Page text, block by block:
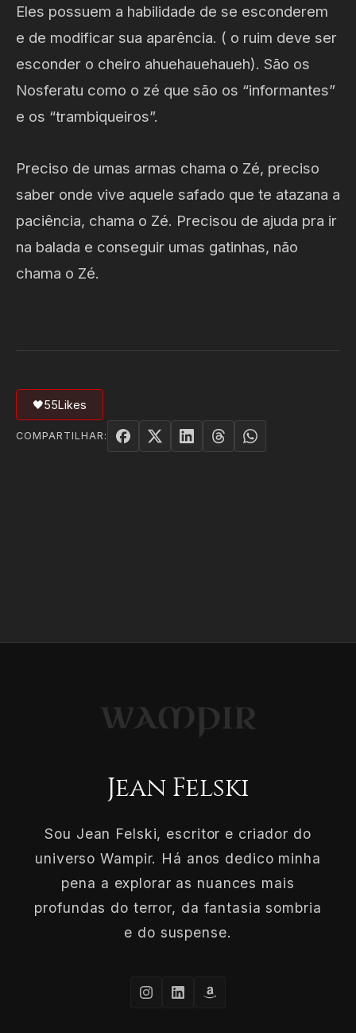
Eles possuem a habilidade de se esconderem
e de modificar sua aparência. ( o ruim deve ser
esconder o cheiro ahuehauehaueh). São os
Nosferatu como o zé que são os “informantes”
e os “trambiqueiros”.
Preciso de umas armas chama o Zé, preciso
saber onde vive aquele safado que te atazana a
paciência, chama o Zé. Precisou de ajuda pra ir
na balada e conseguir umas gatinhas, não
chama o Zé.
🖤55Likes
COMPARTILHAR:
Jean Felski
Sou Jean Felski, escritor e criador do
universo Wampir. Há anos dedico minha
pena a explorar as nuances mais
profundas do terror, da fantasia sombria
e do suspense.